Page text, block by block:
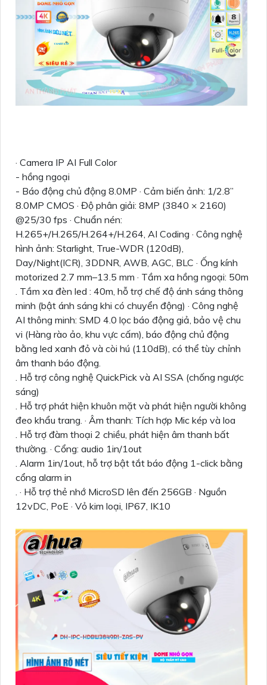
· Camera IP AI Full Color
- hồng ngoại
- Báo động chủ động 8.0MP · Cảm biến ảnh: 1/2.8”
8.0MP CMOS · Độ phân giải: 8MP (3840 × 2160)
@25/30 fps · Chuẩn nén:
H.265+/H.265/H.264+/H.264, AI Coding · Công nghệ
hình ảnh: Starlight, True-WDR (120dB),
Day/Night(ICR), 3DDNR, AWB, AGC, BLC · Ống kính
motorized 2.7 mm–13.5 mm · Tầm xa hồng ngoại: 50m
. Tầm xa đèn led : 40m, hỗ trợ chế độ ánh sáng thông
minh (bật ánh sáng khi có chuyển động) · Công nghệ
AI thông minh: SMD 4.0 lọc báo động giả, bảo vệ chu
vi (Hàng rào ảo, khu vực cấm), báo động chủ động
bằng led xanh đỏ và còi hú (110dB), có thể tùy chỉnh
âm thanh báo động.
. Hỗ trợ công nghệ QuickPick và AI SSA (chống ngược
sáng)
. Hỗ trợ phát hiện khuôn mặt và phát hiện người không
đeo khẩu trang. · Âm thanh: Tích hợp Mic kép và loa
. Hỗ trợ đàm thoại 2 chiều, phát hiện âm thanh bất
thường. · Cổng: audio 1in/1out
. Alarm 1in/1out, hỗ trợ bật tắt báo động 1-click bằng
cổng alarm in
. · Hỗ trợ thẻ nhớ MicroSD lên đến 256GB · Nguồn
12vDC, PoE · Vỏ kim loại, IP67, IK10